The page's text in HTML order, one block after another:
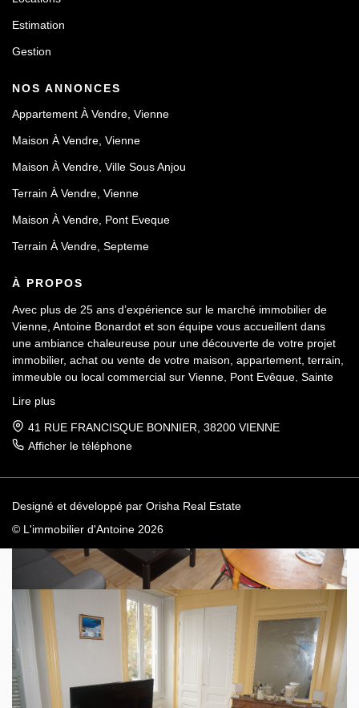
Estimation
Gestion
NOS ANNONCES
Appartement À Vendre, Vienne
Maison À Vendre, Vienne
Maison À Vendre, Ville Sous Anjou
Terrain À Vendre, Vienne
Maison À Vendre, Pont Eveque
Terrain À Vendre, Septeme
À PROPOS
Avec plus de 25 ans d’expérience sur le marché immobilier de
Vienne, Antoine Bonardot et son équipe vous accueillent dans
une ambiance chaleureuse pour une découverte de votre projet
immobilier, achat ou vente de votre maison, appartement, terrain,
immeuble ou local commercial sur Vienne, Pont Evêque, Sainte
respect déontologique de notre profession, notre équipe vous
accompagne de A à Z, dans la confiance mutuelle, pour une
parfaite réussite de votre projet.
Lire plus
41 RUE FRANCISQUE BONNIER, 38200 VIENNE
Afficher le téléphone
Designé et développé par Orisha Real Estate
© L'immobilier d'Antoine 2026